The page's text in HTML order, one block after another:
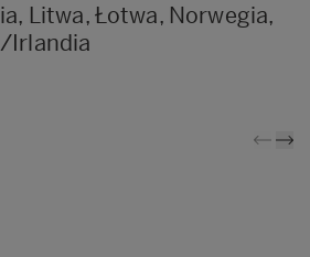
Litwa, Łotwa, Norwegia,
Irlandia